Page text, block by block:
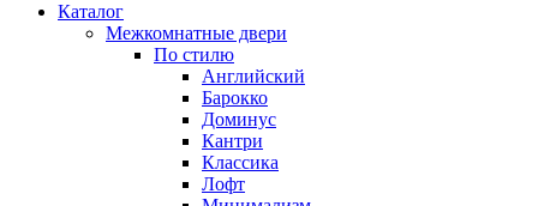
Каталог
Межкомнатные двери
По стилю
Английский
Барокко
Доминус
Кантри
Классика
Лофт